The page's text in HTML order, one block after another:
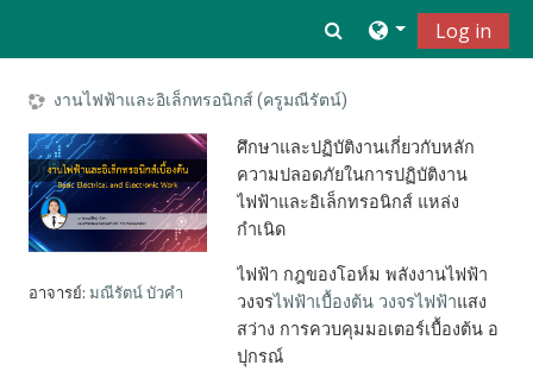
Toggle search
Log in
งานไฟฟ้าและอิเล็กทรอนิกส์ (ครูมณีรัตน์)
ศึกษาและปฏิบัติงานเกี่ยวกับหลัก
ความปลอดภัยในการปฏิบัติงาน
ไฟฟ้าและอิเล็กทรอนิกส์ แหล่ง
กำเนิด
ไฟฟ้า กฎของโอห์ม พลังงานไฟฟ้า
วงจรไฟฟ้าเบื้องต้น วงจรไฟฟ้าแสง
สว่าง การควบคุมมอเตอร์เบื้องต้น อ
ปุกรณ์
อาจารย์:มณีรัตน์ บัวคำ